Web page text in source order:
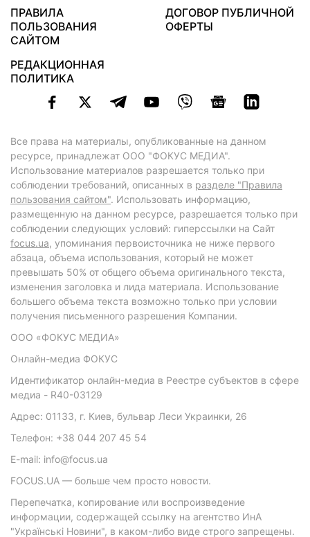
ПРАВИЛА
ПОЛЬЗОВАНИЯ
САЙТОМ
ДОГОВОР ПУБЛИЧНОЙ
ОФЕРТЫ
РЕДАКЦИОННАЯ
ПОЛИТИКА
Все права на материалы, опубликованные на данном
ресурсе, принадлежат ООО "ФОКУС МЕДИА".
Использование материалов разрешается только при
соблюдении требований, описанных в разделе "Правила
пользования сайтом". Использовать информацию,
размещенную на данном ресурсе, разрешается только при
соблюдении следующих условий: гиперссылки на Сайт
focus.ua, упоминания первоисточника не ниже первого
абзаца, объема использования, который не может
превышать 50% от общего объема оригинального текста,
изменения заголовка и лида материала. Использование
большего объема текста возможно только при условии
получения письменного разрешения Компании.
ООО «ФОКУС МЕДИА»
Онлайн-медиа ФОКУС
Идентификатор онлайн-медиа в Реестре субъектов в сфере
медиа - R40-03129
Адрес: 01133, г. Киев, бульвар Леси Украинки, 26
Телефон: +38 044 207 45 54
E-mail: info@focus.ua
FOCUS.UA — больше чем просто новости.
Перепечатка, копирование или воспроизведение
информации, содержащей ссылку на агентство ИнА
"Українські Новини", в каком-либо виде строго запрещены.